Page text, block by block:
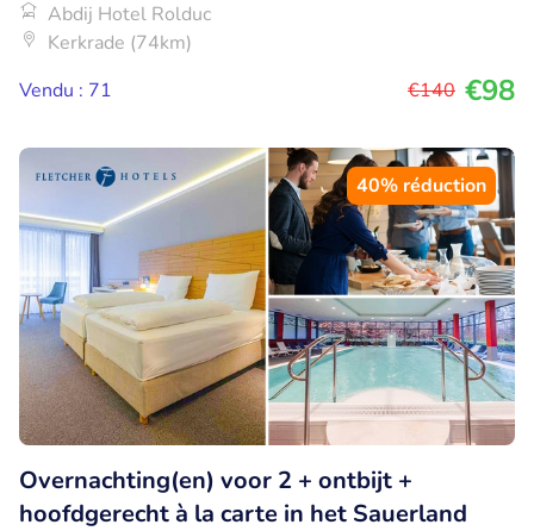
Abdij Hotel Rolduc
Kerkrade (74km)
Vendu : 71
€140 €98
40% réduction
Overnachting(en) voor 2 + ontbijt +
hoofdgerecht à la carte in het Sauerland